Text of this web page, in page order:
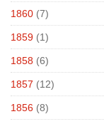
1860 (7)
1859 (1)
1858 (6)
1857 (12)
1856 (8)